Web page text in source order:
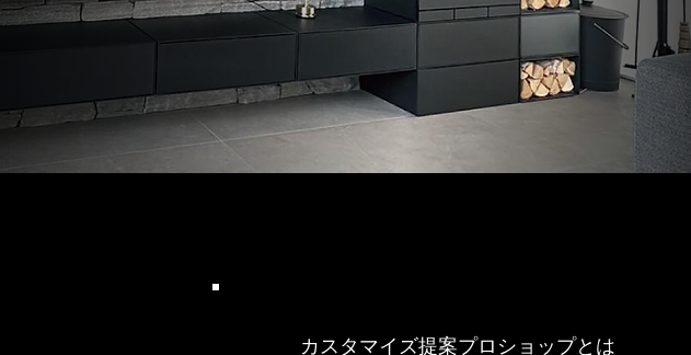
カスタマイズ提案プロショップとは